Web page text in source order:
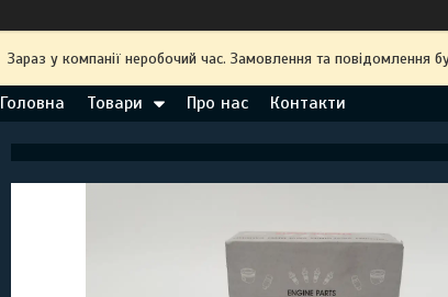
Зараз у компанії неробочий час. Замовлення та повідомлення
Головна Товари Про нас Контакти